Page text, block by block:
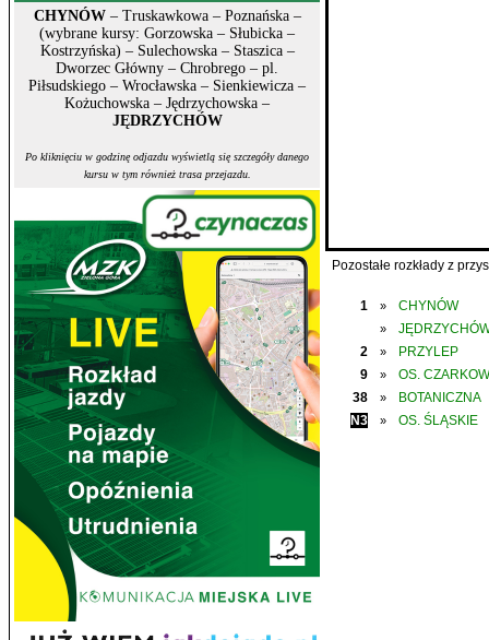
CHYNÓW– Truskawkowa – Poznańska –
(wybrane kursy: Gorzowska – Słubicka –
Kostrzyńska) – Sulechowska – Staszica –
Dworzec Główny – Chrobrego – pl.
Piłsudskiego – Wrocławska – Sienkiewicza –
Kożuchowska – Jędrzychowska –
JĘDRZYCHÓW
Po kliknięciu w godzinę odjazdu wyświetlą się szczegóły danego
kursu w tym również trasa przejazdu.
Pozostałe rozkłady z
1 » CHYNÓW
»
2
»
PRZYLEP
9
»
OS.
38
»
BOTANICZNA
N3
» OS. ŚLĄSKIE